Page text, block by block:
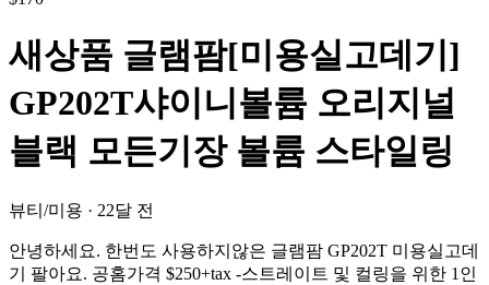
새상품 글램팜[미용실고데기]
GP202T샤이니볼륨 오리지널
블랙 모든기장 볼륨 스타일링
뷰티/미용 · 22달 전
안녕하세요. 한번도 사용하지않은 글램팜 GP202T 미용실고데
기 팔아요. 공홈가격 $250+tax -스트레이트 및 컬링을 위한 1인